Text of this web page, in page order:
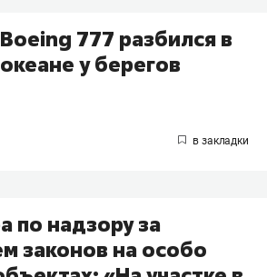
777 разбился в
у берегов
по надзору за
законов на особо